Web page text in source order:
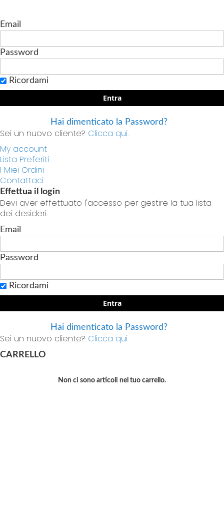
Email
Password
Ricordami
Entra
Hai dimenticato la Password?
Sei un nuovo cliente? Clicca qui.
My account
Lista Preferiti
I Miei Ordini
Contattaci
Effettua il login
Devi aver effettuato l'accesso per gestire la tua lista
dei desideri.
Email
Password
Ricordami
Entra
Hai dimenticato la Password?
Sei un nuovo cliente? Clicca qui.
CARRELLO
Non ci sono articoli nel tuo carrello.